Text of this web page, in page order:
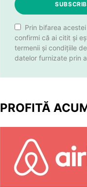
Prin bifarea
confirmi că ai citit și
termenii și condițiile
datelor furnizate prin
PROFITĂ